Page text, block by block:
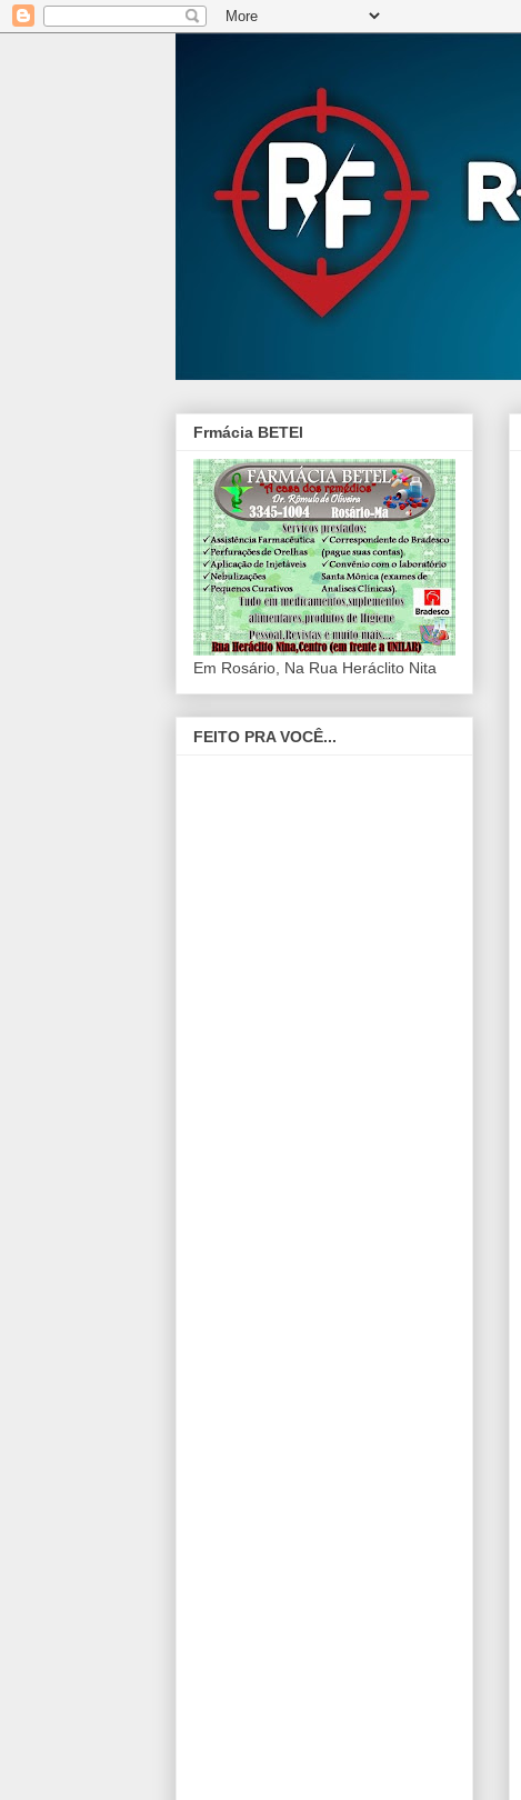
Frmácia BETEl
Em Rosário, Na Rua Heráclito Nita
FEITO PRA VOCÊ...